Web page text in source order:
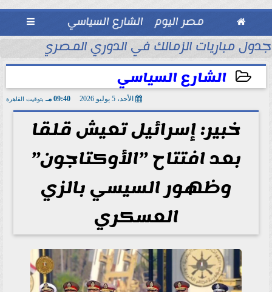
 مصر اليوم الشارع السياسي 
رسالة في نقد...
جدول مباريات الزمالك في الدوري المصري....
الشارع السياسي
الأحد، 5 يوليو 2026 09:40 مـ بتوقيت القاهرة
خبير: إسرائيل تعيش قلقا
بعد افتتاح ”الأوكتاجون”
وظهور السيسي بالزي
العسكري